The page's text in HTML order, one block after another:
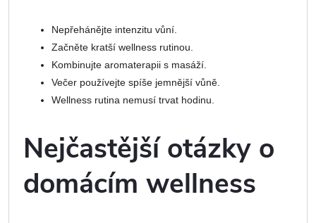
Nepřehánějte intenzitu vůní.
Začněte kratší wellness rutinou.
Kombinujte aromaterapii s masáží.
Večer používejte spíše jemnější vůně.
Wellness rutina nemusí trvat hodinu.
Nejčastější otázky o
domácím wellness